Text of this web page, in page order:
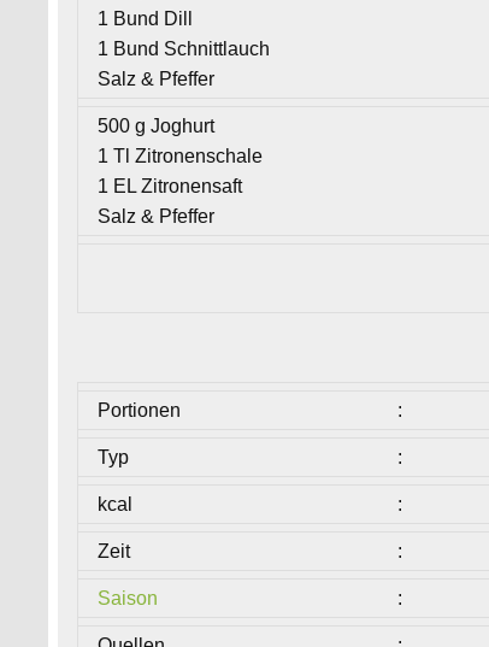
1 Bund Dill
1 Bund Schnittlauch
Salz & Pfeffer
500 g Joghurt
1 Tl Zitronenschale
1 EL Zitronensaft
Salz & Pfeffer
Portionen :
Typ :
kcal :
Zeit :
Saison :